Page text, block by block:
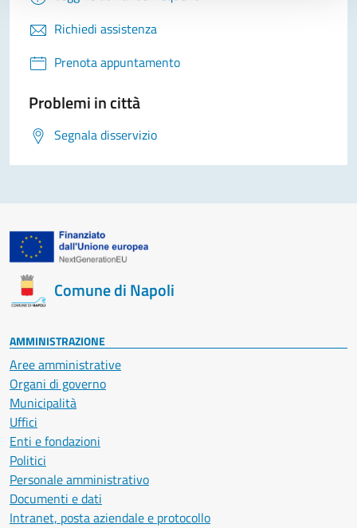
Richiedi assistenza
Prenota appuntamento
Problemi in città
Segnala disservizio
Comune di Napoli
AMMINISTRAZIONE
Aree amministrative
Organi di governo
Municipalità
Uffici
Enti e fondazioni
Politici
Personale amministrativo
Documenti e dati
Intranet, posta aziendale e protocollo